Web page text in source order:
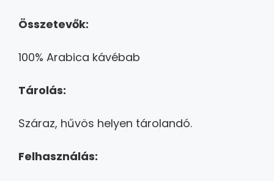
Összetevők:
100% Arabica kávébab
Tárolás:
Száraz, hűvös helyen tárolandó.
Felhasználás: